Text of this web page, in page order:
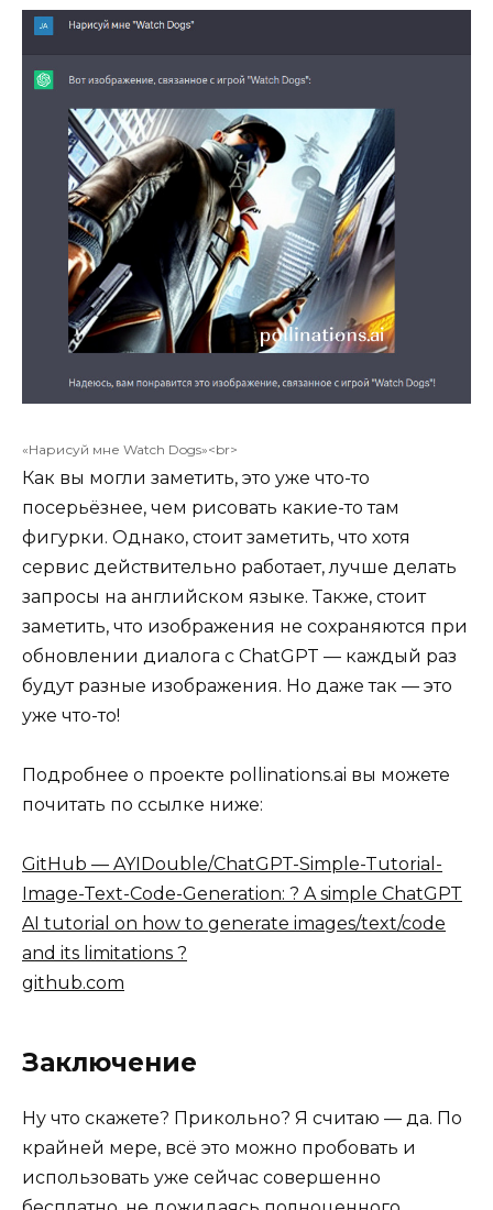
«Нарисуй мне Watch Dogs»<br>
Как вы могли заметить, это уже что-то
посерьёзнее, чем рисовать какие-то там
фигурки. Однако, стоит заметить, что хотя
сервис действительно работает, лучше делать
запросы на английском языке. Также, стоит
заметить, что изображения не сохраняются при
обновлении диалога с ChatGPT — каждый раз
будут разные изображения. Но даже так — это
уже что-то!
Подробнее о проекте pollinations.ai вы можете
почитать по ссылке ниже:
GitHub — AYIDouble/ChatGPT-Simple-Tutorial-
Image-Text-Code-Generation: ?️ A simple ChatGPT
AI tutorial on how to generate images/text/code
and its limitations ?
github.com
Заключение
Ну что скажете? Прикольно? Я считаю — да. По
крайней мере, всё это можно пробовать и
использовать уже сейчас совершенно